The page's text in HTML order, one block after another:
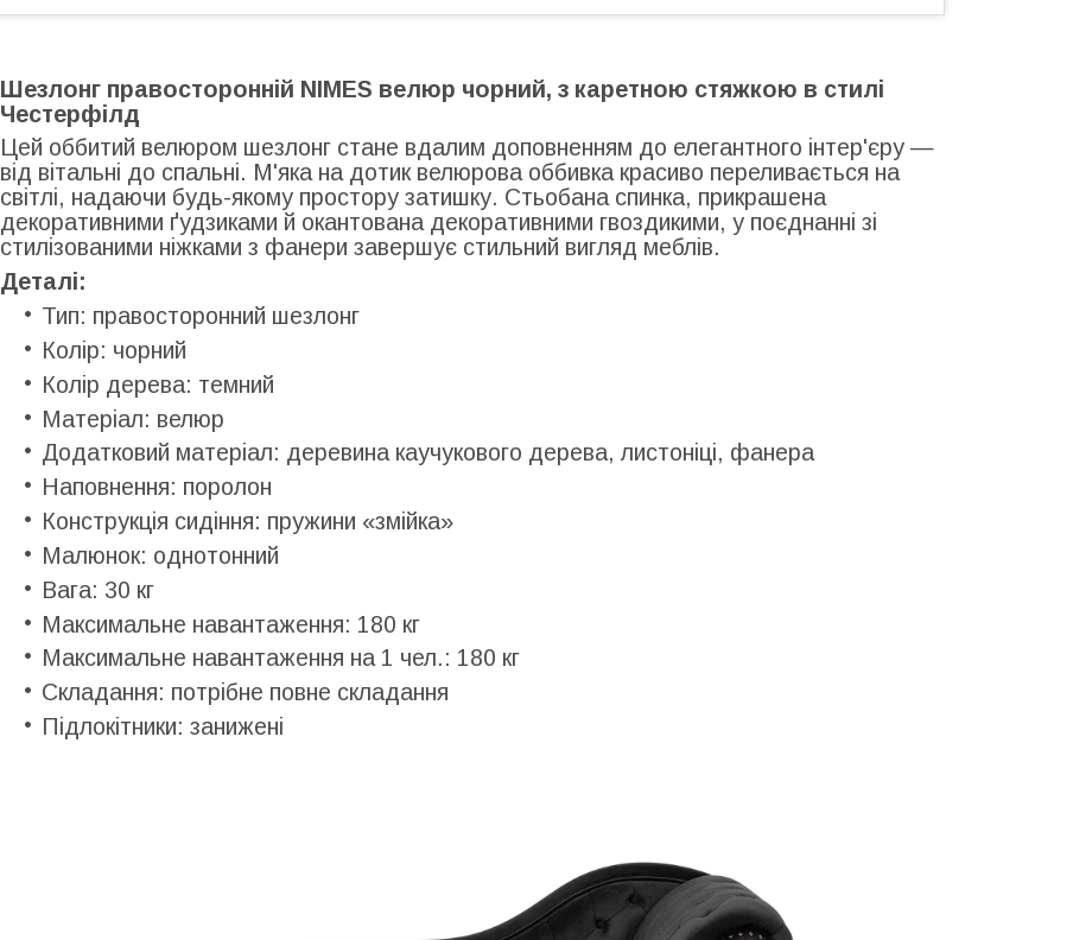
Шезлонг правосторонній NIMES велюр чорний, з каретною стяжкою в стилі
Честерфілд
Цей оббитий велюром шезлонг стане вдалим доповненням до елегантного інтер'єру —
від вітальні до спальні. М'яка на дотик велюрова оббивка красиво переливається на
світлі, надаючи будь-якому простору затишку. Стьобана спинка, прикрашена
декоративними ґудзиками й окантована декоративними гвоздикими, у поєднанні зі
стилізованими ніжками з фанери завершує стильний вигляд меблів.
Деталі:
Тип: правосторонний шезлонг
Колір: чорний
Колір дерева: темний
Матеріал: велюр
Додатковий матеріал: деревина каучукового дерева, листоніці, фанера
Наповнення: поролон
Конструкція сидіння: пружини «змійка»
Малюнок: однотонний
Вага: 30 кг
Максимальне навантаження: 180 кг
Максимальне навантаження на 1 чел.: 180 кг
Складання: потрібне повне складання
Підлокітники: занижені